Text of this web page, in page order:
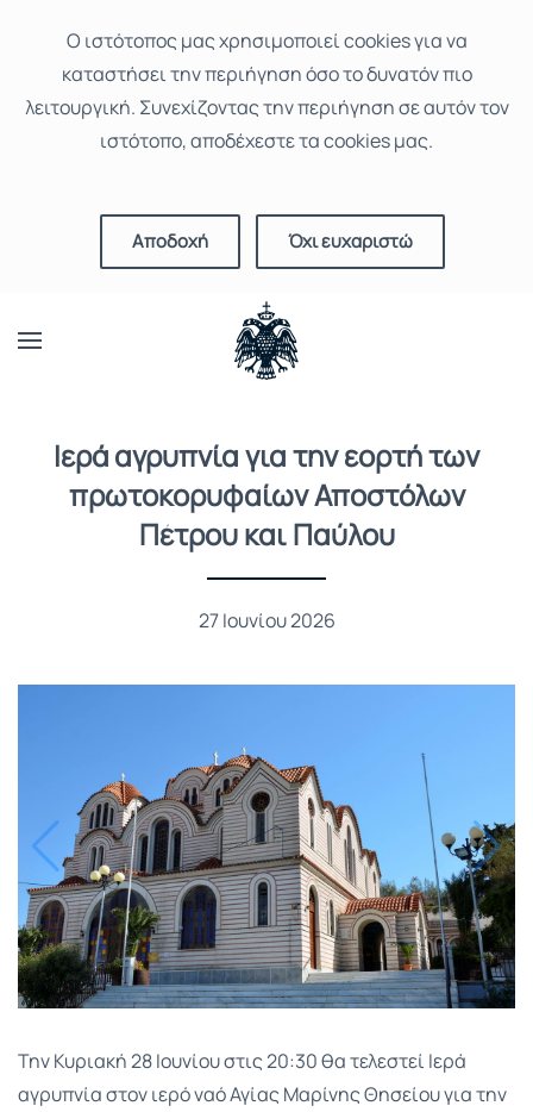
Ο ιστότοπoς μας χρησιμοποιεί cookies για να
καταστήσει την περιήγηση όσο το δυνατόν πιο
λειτουργική. Συνεχίζοντας την περιήγηση σε αυτόν τον
ιστότοπο, αποδέχεστε τα cookies μας.
Αποδοχή Όχι ευχαριστώ
Ιερά αγρυπνία για την εορτή των
πρωτοκορυφαίων Αποστόλων
Πέτρου και Παύλου
27 Ιουνίου 2026
Την Κυριακή 28 Ιουνίου στις 20:30 θα τελεστεί Ιερά
αγρυπνία στον ιερό ναό Αγίας Μαρίνης Θησείου για την